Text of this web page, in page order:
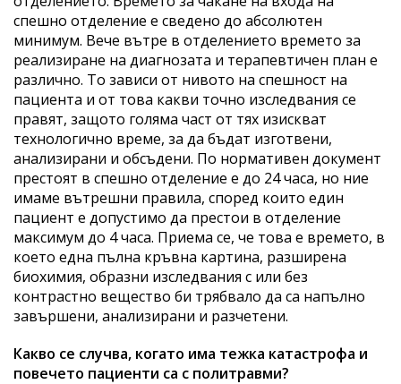
спешно отделение е сведено до абсолютен
минимум. Вече вътре в отделението времето за
реализиране на диагнозата и терапевтичен план е
различно. То зависи от нивото на спешност на
пациента и от това какви точно изследвания се
правят, защото голяма част от тях изискват
технологично време, за да бъдат изготвени,
анализирани и обсъдени. По нормативен документ
престоят в спешно отделение е до 24 часа, но ние
имаме вътрешни правила, според които един
пациент е допустимо да престои в отделение
максимум до 4 часа. Приема се, че това е времето, в
което една пълна кръвна картина, разширена
биохимия, образни изследвания с или без
контрастно вещество би трябвало да са напълно
завършени, анализирани и разчетени.
Какво се случва, когато има тежка катастрофа и
повечето пациенти са с политравми?